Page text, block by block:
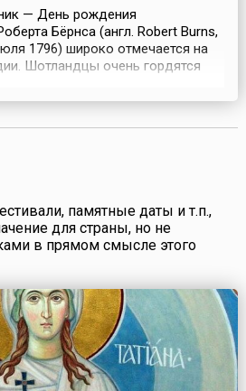
— День рождения
Бёрнса (англ. Robert Burns,
1796) широко отмечается на
Шотландцы очень гордятся
не только в Шотландии,
памятные даты и т.п.,
для страны, но не
в прямом смысле этого